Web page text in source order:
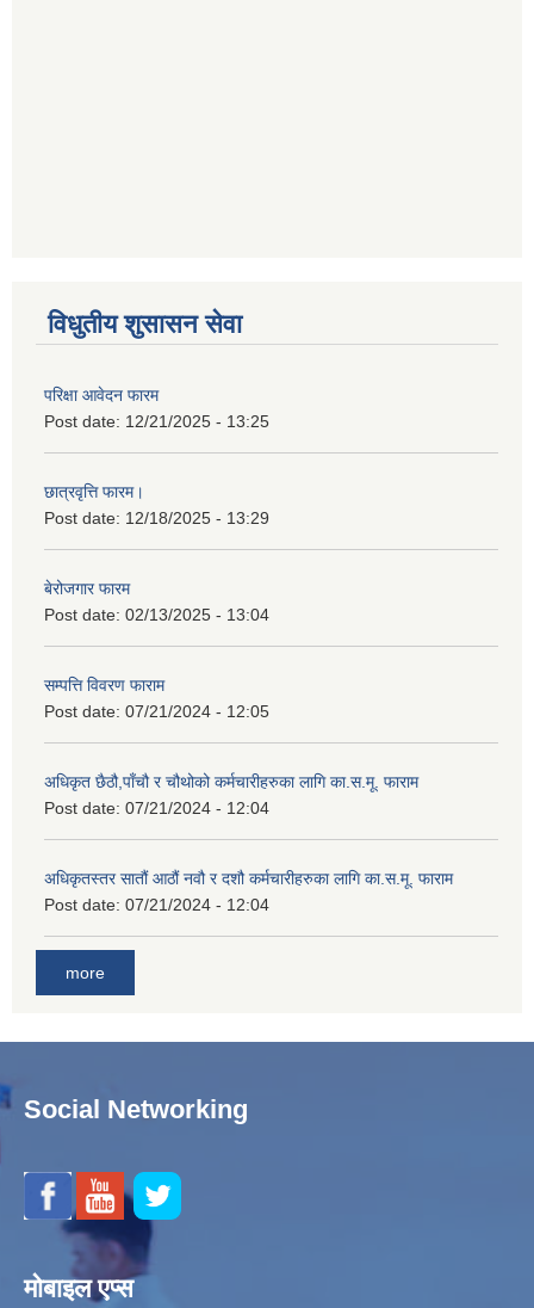
विधुतीय शुसासन सेवा
परिक्षा आवेदन फारम
Post date: 12/21/2025 - 13:25
छात्रवृत्ति फारम।
Post date: 12/18/2025 - 13:29
बेरोजगार फारम
Post date: 02/13/2025 - 13:04
सम्पत्ति विवरण फाराम
Post date: 07/21/2024 - 12:05
अधिकृत छैठौ,पाँचौ र चौथोको कर्मचारीहरुका लागि का.स.मू. फाराम
Post date: 07/21/2024 - 12:04
अधिकृतस्तर सातौं आठौं नवौ र दशौ कर्मचारीहरुका लागि का.स.मू. फाराम
Post date: 07/21/2024 - 12:04
more
Social Networking
मोबाइल एप्स